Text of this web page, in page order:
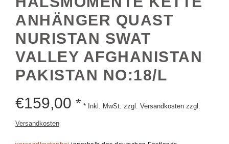
ANHÄNGER QUAST
NURISTAN SWAT
VALLEY AFGHANISTAN
PAKISTAN NO:18/L
Versandkosten